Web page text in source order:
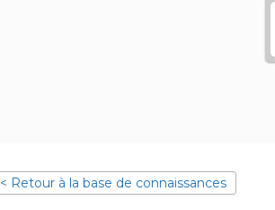
< Retour à la base de connaissances